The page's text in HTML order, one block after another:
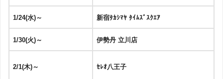
1/24(水)～ 新宿ﾀｶｼﾏﾔ ﾀｲﾑｽﾞｽｸｴｱ
1/30(火)～ 伊勢丹 立川店
2/1(木)～ ｾﾚｵ八王子